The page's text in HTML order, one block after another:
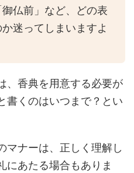
御仏前」など、どの表
迷ってしまいますよ
、香典を用意する必要が
書くのはいつまで？とい
マナーは、正しく理解し
にあたる場合もありま